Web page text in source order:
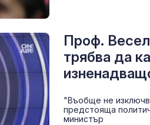
Проф.
трябва да
"Въобще не
предстояща
министър